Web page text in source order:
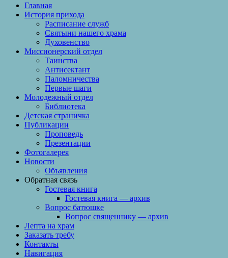
Главная
История прихода
Расписание служб
Святыни нашего храма
Духовенство
Миссионерский отдел
Таинства
Антисектант
Паломничества
Первые шаги
Молодежный отдел
Библиотека
Детская страничка
Публикации
Проповедь
Презентации
Фотогалерея
Новости
Объявления
Обратная связь
Гостевая книга
Гостевая книга — архив
Вопрос батюшке
Вопрос священнику — архив
Лепта на храм
Заказать требу
Контакты
Навигация